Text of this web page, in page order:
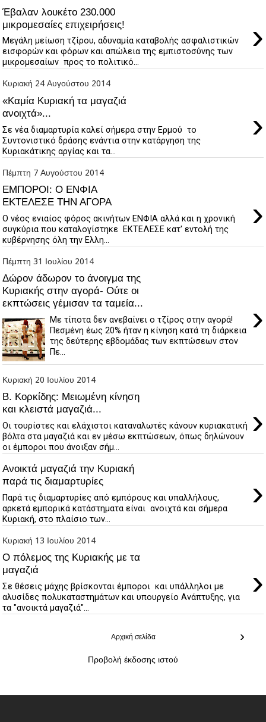
Έβαλαν λουκέτο 230.000
μικρομεσαίες επιχειρήσεις!
›
Μεγάλη μείωση τζίρου, αδυναμία καταβολής ασφαλιστικών
εισφορών και φόρων και απώλεια της εμπιστοσύνης των
μικρομεσαίων προς το πολιτικό...
Κυριακή 24 Αυγούστου 2014
«Καμία Κυριακή τα μαγαζιά
ανοιχτά»...
›
Σε νέα διαμαρτυρία καλεί σήμερα στην Ερμού το
Συντονιστικό δράσης ενάντια στην κατάργηση της
Κυριακάτικης αργίας και τα...
Πέμπτη 7 Αυγούστου 2014
ΕΜΠΟΡΟΙ: Ο ΕΝΦΙΑ
ΕΚΤΕΛΕΣΕ ΤΗΝ ΑΓΟΡΑ
›
Ο νέος ενιαίος φόρος ακινήτων ΕΝΦΙΑ αλλά και η χρονική
συγκύρια που καταλογίστηκε ΕΚΤΕΛΕΣΕ κατ' εντολή της
κυβέρνησης όλη την Ελλη...
Πέμπτη 31 Ιουλίου 2014
Δώρον άδωρον το άνοιγμα της
Κυριακής στην αγορά- Ούτε οι
εκπτώσεις γέμισαν τα ταμεία...
›
Με τίποτα δεν ανεβαίνει ο τζίρος στην αγορά!
Πεσμένη έως 20% ήταν η κίνηση κατά τη διάρκεια
της δεύτερης εβδομάδας των εκπτώσεων στον
Πε...
Κυριακή 20 Ιουλίου 2014
Β. Κορκίδης: Μειωμένη κίνηση
και κλειστά μαγαζιά...
›
Οι τουρίστες και ελάχιστοι καταναλωτές κάνουν κυριακατική
βόλτα στα μαγαζιά και εν μέσω εκπτώσεων, όπως δηλώνουν
οι έμποροι που άνοιξαν σήμ...
Ανοικτά μαγαζιά την Κυριακή
παρά τις διαμαρτυρίες
›
Παρά τις διαμαρτυρίες από εμπόρους και υπαλλήλους,
αρκετά εμπορικά κατάστηματα είναι ανοιχτά και σήμερα
Κυριακή, στο πλαίσιο των...
Κυριακή 13 Ιουλίου 2014
Ο πόλεμος της Κυριακής με τα
μαγαζιά
›
Σε θέσεις μάχης βρίσκονται έμποροι και υπάλληλοι με
αλυσίδες πολυκαταστημάτων και υπουργείο Ανάπτυξης, για
τα "ανοικτά μαγαζιά"...
›
Αρχική σελίδα
Προβολή έκδοσης ιστού